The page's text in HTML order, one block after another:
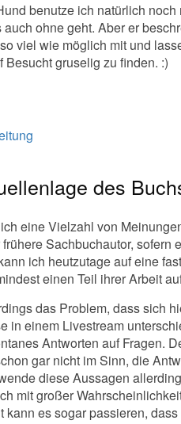
benutze ich natürlich
ohne geht. Aber er
viel wie möglich mit und
Besucht gruselig zu finden. :)
des
eine Vielzahl von
Sachbuchautor,
ich heutzutage auf eine
einen Teil ihrer Arbeit
das Problem, dass sich
in einem Livestream
Antworten auf Fragen.
gar nicht im Sinn, die
diese Aussagen
mit großer
kann es sogar passieren,